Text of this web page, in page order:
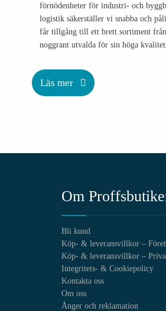
förnödenheter för industri- och
logistik säkerställer vi snabba och
får tillgång till ett brett sortiment
noggrant utvalda för sin höga
Läs mer
Om
Bli kund
Köp- & leveransvillkor –
Köp- & leveransvillkor –
Integritets- & Cookiepolicy
Kontakta oss
Om oss
Ånger och reklamation